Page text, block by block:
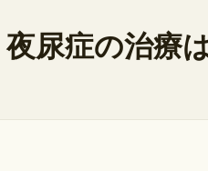
夜尿症の治療